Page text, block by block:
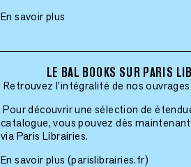
En savoir plus
LE BAL BOOKS SUR PARIS
Retrouvez l'intégralité de nos
Pour découvrir une sélection de
catalogue, vous pouvez dès
via Paris Librairies.
En savoir plus (parislibrairies.fr)